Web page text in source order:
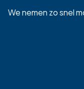
We nemen zo snel